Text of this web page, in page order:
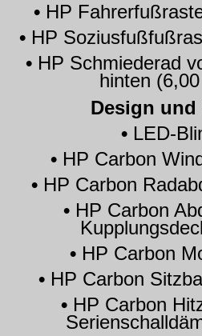
• HP
• HP
• HP Schmiederad
hinten
Design und
• LED-
• HP Carbon
• HP Carbon
• HP Carbon
• HP Carbon
• HP Carbon
• HP Carbon